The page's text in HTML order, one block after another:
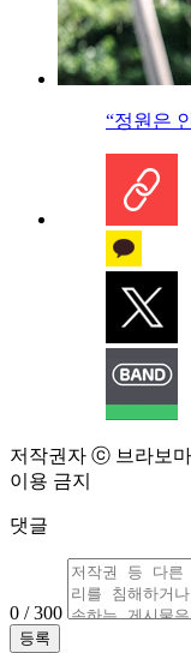
“정원은
저작권자 ⓒ 브라보
이용 금지
댓글
0 / 300